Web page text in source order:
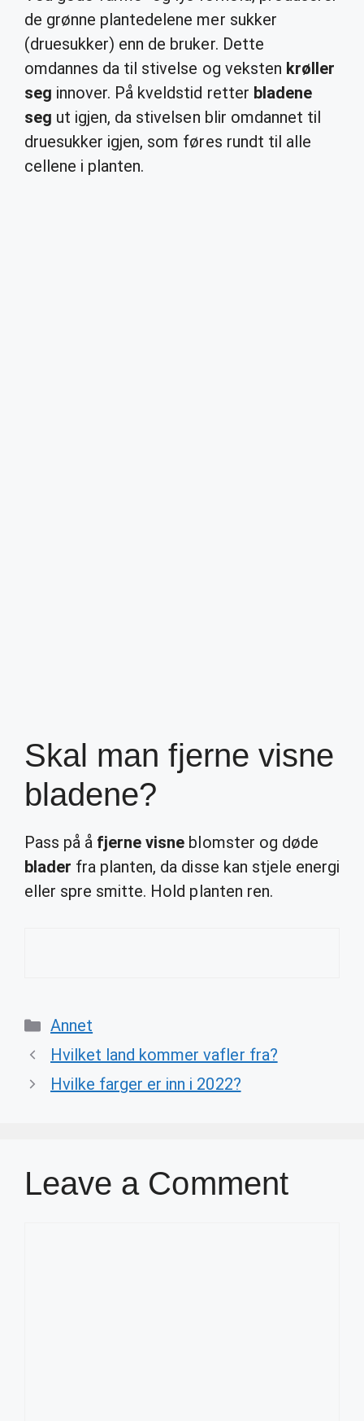
de grønne plantedelene mer sukker
(druesukker) enn de bruker. Dette
omdannes da til stivelse og veksten krøller
seg innover. På kveldstid retter bladene
seg ut igjen, da stivelsen blir omdannet til
druesukker igjen, som føres rundt til alle
cellene i planten.
Skal man fjerne visne
bladene?
Pass på å fjerne visne blomster og døde
blader fra planten, da disse kan stjele energi
eller spre smitte. Hold planten ren.
Categories
Annet
Hvilket land kommer vafler fra?
Hvilke farger er inn i 2022?
Leave a Comment